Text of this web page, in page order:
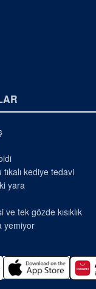
kediye tedavi
yara
tek gözde kısıklık
yemiyor